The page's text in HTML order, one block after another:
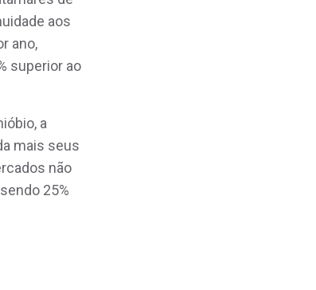
aos
ano,
superior ao
a
mais seus
não
25%